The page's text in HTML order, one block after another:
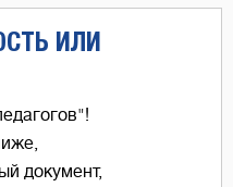
ИЛИ
документ,